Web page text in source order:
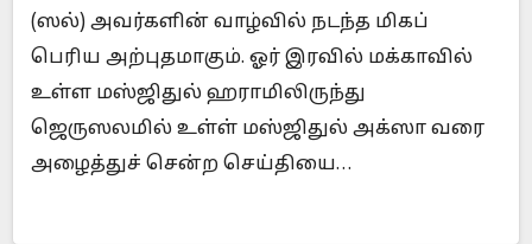
(ஸல்) அவர்களின் வாழ்வில் நடந்த மிகப்
பெரிய அற்புதமாகும். ஓர் இரவில் மக்காவில்
உள்ள மஸ்ஜிதுல் ஹராமிலிருந்து
ஜெருஸலமில் உள்ள் மஸ்ஜிதுல் அக்ஸா வரை
அழைத்துச் சென்ற செய்தியை…